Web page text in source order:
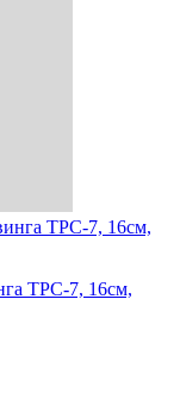
TPC-7, 16см,